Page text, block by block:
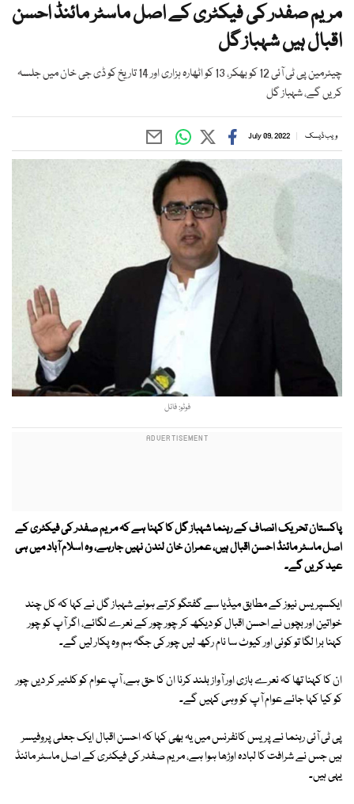
مریم صفدر کی فیکٹری کے اصل ماسٹر مائنڈ احسن
اقبال ہیں شہباز گل
چیئرمین پی ٹی آئی 12 کو بھکر، 13 کو اٹھارہ ہزاری اور 14 تاریخ کو ڈی جی خان میں جلسہ
کریں گے، شہباز گل
ویب ڈیسک July 09, 2022
فوٹو: فائل
پاکستان تحریک انصاف کے رہنما شہباز گل کا کہنا ہے کہ مریم صفدر کی فیکٹری کے
اصل ماسٹر مائنڈ احسن اقبال ہیں،عمران خان لندن نہیں جارہے، وہ اسلام آباد میں ہی
عید کریں گے۔
ایکسپریس نیوز کے مطابق میڈیا سے گفتگو کرتے ہوئے شہباز گل نے کہا کہ کل چند
خواتین اور بچوں نے احسن اقبال کو دیکھ کر چور چور کے نعرے لگائے، اگر آپ کو چور
کہنا برا لگا تو کوئی اور کیوٹ سا نام رکھ لیں چور کی جگہ ہم وہ پکار لیں گے۔
ان کا کہنا تھا کہ نعرے بازی اور آواز بلند کرنا ان کا حق ہے، آپ عوام کو کلئیر کر دیں چور
کو کیا کہا جائے عوام آپ کو وہی کہیں گے۔
پی ٹی آئی رہنما نے پریس کانفرنس میں یہ بھی کہا کہ احسن اقبال ایک جعلی پروفیسر
ہیں جس نے شرافت کا لبادہ اوڑھا ہوا ہے، مریم صفدر کی فیکٹری کے اصل ماسٹر مائنڈ
یہی ہیں۔